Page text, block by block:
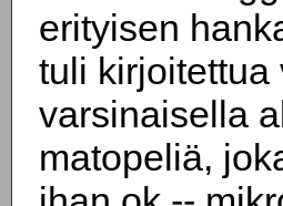
erityisen
tuli kirjoitettua
varsinaisella
matopeliä,